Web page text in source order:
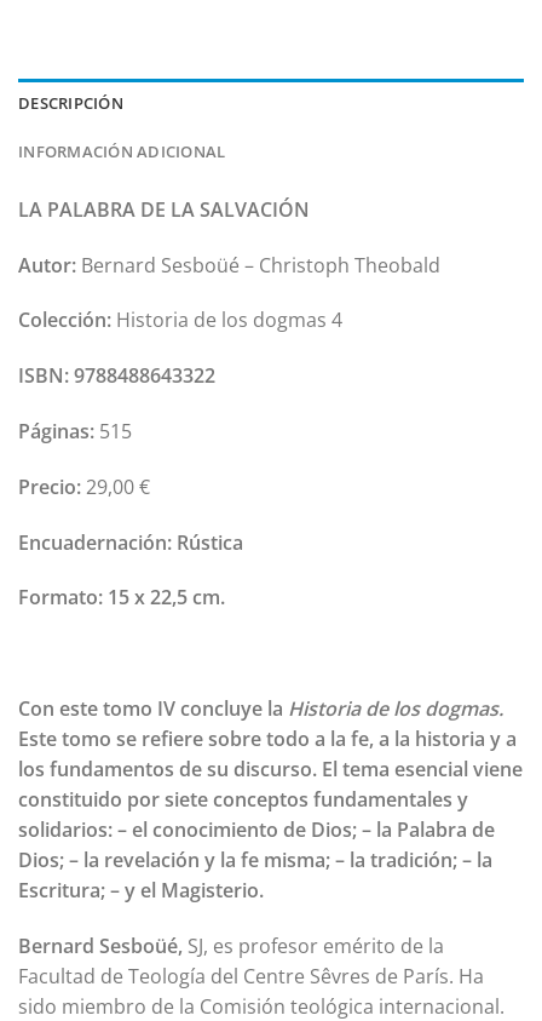
DESCRIPCIÓN
INFORMACIÓN ADICIONAL
LA PALABRA DE LA SALVACIÓN
Autor: Bernard Sesboüé – Christoph Theobald
Colección: Historia de los dogmas 4
ISBN:9788488643322
Páginas: 515
Precio:29,00 €
Encuadernación: Rústica
Formato: 15 x 22,5 cm.
Con este tomo IV concluye la Historiade los dogmas.
Este tomo se refiere sobre todo a la fe, a la historia y a
los fundamentos de su discurso. El tema esencial viene
constituido por siete conceptos fundamentales y
solidarios: – el conocimiento de Dios; – la Palabra de
Dios; – la revelación y la fe misma; – la tradición; – la
Escritura; – y el Magisterio.
Bernard Sesboüé, SJ, es profesor emérito de la
Facultad de Teología del Centre Sêvres de París. Ha
sido miembro de la Comisión teológica internacional.